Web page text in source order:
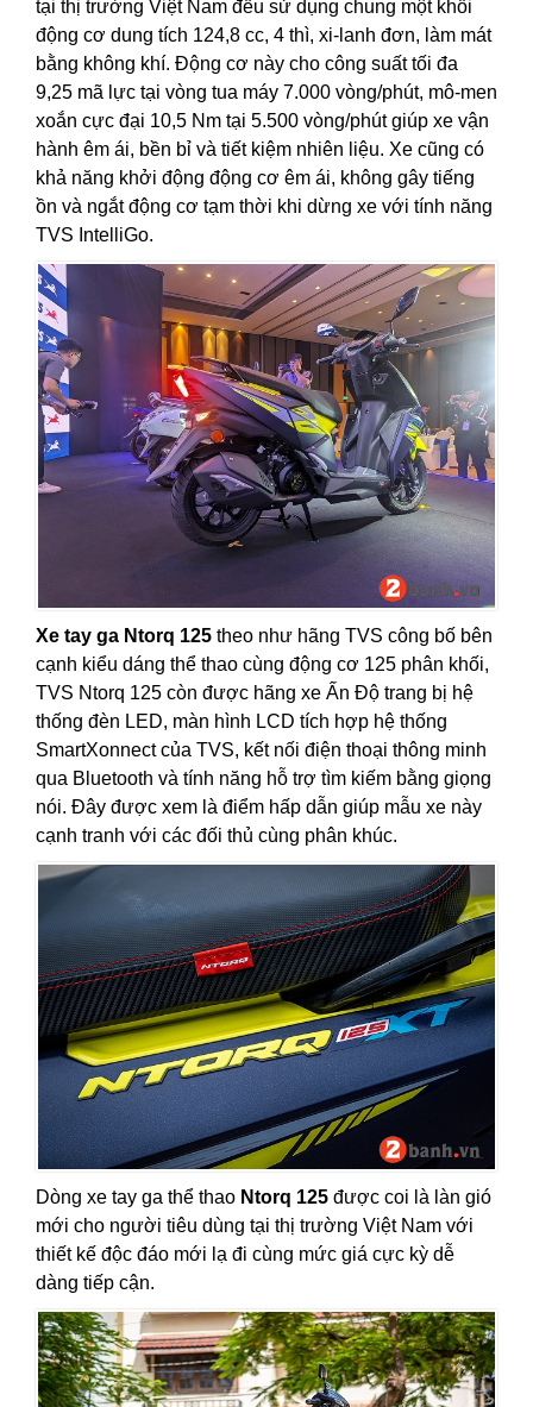
tại thị trường Việt Nam đều sử dụng chung một khối
động cơ dung tích 124,8 cc, 4 thì, xi-lanh đơn, làm mát
bằng không khí. Động cơ này cho công suất tối đa
9,25 mã lực tại vòng tua máy 7.000 vòng/phút, mô-men
xoắn cực đại 10,5 Nm tại 5.500 vòng/phút giúp xe vận
hành êm ái, bền bỉ và tiết kiệm nhiên liệu. Xe cũng có
khả năng khởi động động cơ êm ái, không gây tiếng
ồn và ngắt động cơ tạm thời khi dừng xe với tính năng
TVS IntelliGo.
Xe tay ga Ntorq 125 theo như hãng TVS công bố bên
cạnh kiểu dáng thể thao cùng động cơ 125 phân khối,
TVS Ntorq 125 còn được hãng xe Ấn Độ trang bị hệ
thống đèn LED, màn hình LCD tích hợp hệ thống
SmartXonnect của TVS, kết nối điện thoại thông minh
qua Bluetooth và tính năng hỗ trợ tìm kiếm bằng giọng
nói. Đây được xem là điểm hấp dẫn giúp mẫu xe này
cạnh tranh với các đối thủ cùng phân khúc.
Dòng xe tay ga thể thao Ntorq 125 được coi là làn gió
mới cho người tiêu dùng tại thị trường Việt Nam với
thiết kế độc đáo mới lạ đi cùng mức giá cực kỳ dễ
dàng tiếp cận.